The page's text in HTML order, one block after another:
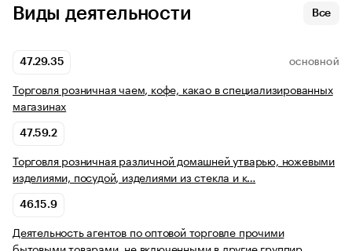
Виды деятельности Все
47.29.35 ОСНОВНОЙ
Торговля розничная чаем, кофе, какао в специализированных
магазинах
47.59.2
Торговля розничная различной домашней утварью, ножевыми
изделиями, посудой, изделиями из стекла и к…
46.15.9
Деятельность агентов по оптовой торговле прочими